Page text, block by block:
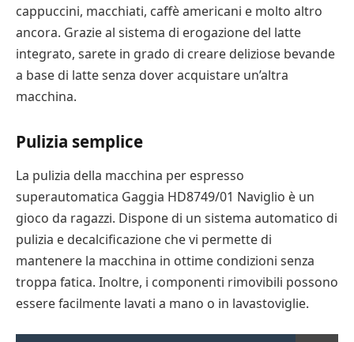
cappuccini, macchiati, caffè americani e molto altro
ancora. Grazie al sistema di erogazione del latte
integrato, sarete in grado di creare deliziose bevande
a base di latte senza dover acquistare un’altra
macchina.
Pulizia semplice
La pulizia della macchina per espresso
superautomatica Gaggia HD8749/01 Naviglio è un
gioco da ragazzi. Dispone di un sistema automatico di
pulizia e decalcificazione che vi permette di
mantenere la macchina in ottime condizioni senza
troppa fatica. Inoltre, i componenti rimovibili possono
essere facilmente lavati a mano o in lavastoviglie.